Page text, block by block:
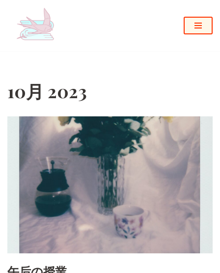
ス
ッ
10月 2023